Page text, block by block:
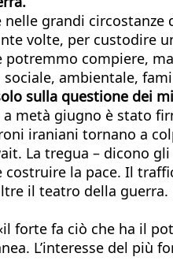
grandi circostanze
volte, per custodire
compiere,
ambientale,
sulla questione dei
metà giugno è stato
iraniani tornano a
La tregua – dicono
la pace. Il
il teatro della
forte fa ciò che ha il
L’interesse del più